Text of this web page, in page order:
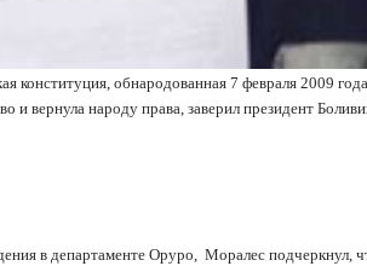
конституция, обнародованная 7 февраля 2009
и вернула народу права, заверил президент
в департаменте Оруро, Моралес подчеркнул,